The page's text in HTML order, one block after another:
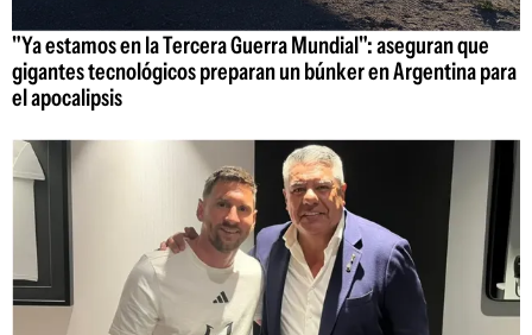
"Ya estamos en la Tercera Guerra Mundial": aseguran que
gigantes tecnológicos preparan un búnker en Argentina para
el apocalipsis